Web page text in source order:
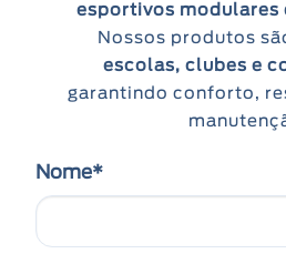
esportivos modulares
Nossos produtos
escolas, clubes e
garantindo conforto,
Nome*